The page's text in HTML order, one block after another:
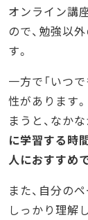
オンライン講
ので、勉強以
す。
一方で「いつ
性があります
まうと、なか
に学習する時
人におすすめ
また、自分の
しっかり理解